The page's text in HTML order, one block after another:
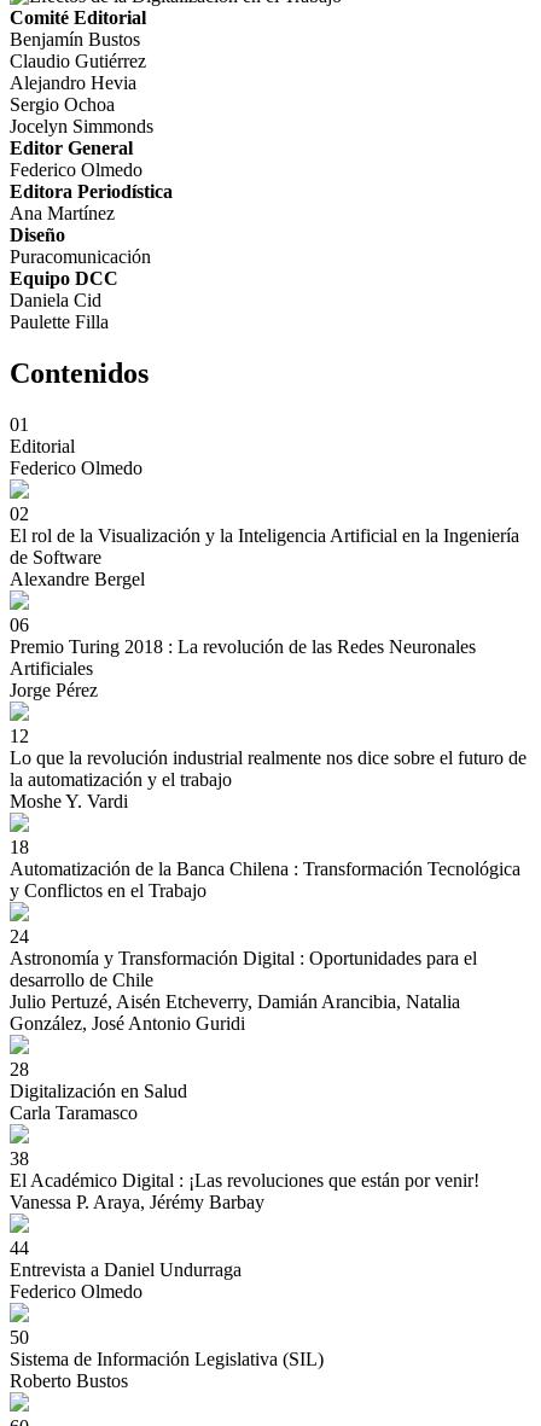
Comité Editorial
Benjamín Bustos
Claudio Gutiérrez
Alejandro Hevia
Sergio Ochoa
Jocelyn Simmonds
Editor General
Federico Olmedo
Editora Periodística
Ana Martínez
Diseño
Puracomunicación
Equipo DCC
Daniela Cid
Paulette Filla
Contenidos
01
Editorial
Federico Olmedo
02
El rol de la Visualización y la Inteligencia Artificial en la Ingeniería
de Software
Alexandre Bergel
06
Premio Turing 2018 : La revolución de las Redes Neuronales
Artificiales
Jorge Pérez
12
Lo que la revolución industrial realmente nos dice sobre el futuro de
la automatización y el trabajo
Moshe Y. Vardi
18
Automatización de la Banca Chilena : Transformación Tecnológica
y Conflictos en el Trabajo
24
Astronomía y Transformación Digital : Oportunidades para el
desarrollo de Chile
Julio Pertuzé, Aisén Etcheverry, Damián Arancibia, Natalia
González, José Antonio Guridi
28
Digitalización en Salud
Carla Taramasco
38
El Académico Digital : ¡Las revoluciones que están por venir!
Vanessa P. Araya, Jérémy Barbay
44
Entrevista a Daniel Undurraga
Federico Olmedo
50
Sistema de Información Legislativa (SIL)
Roberto Bustos